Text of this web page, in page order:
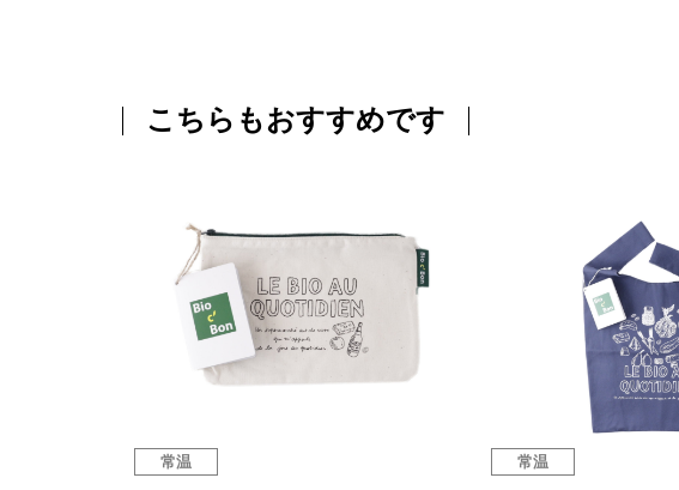
こちらもおすすめです
常温 常温